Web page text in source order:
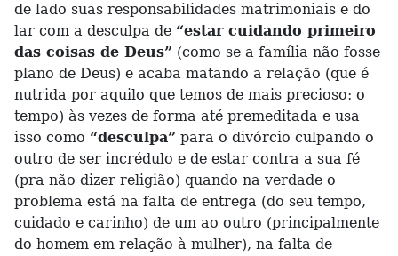
de lado suas responsabilidades matrimoniais e do
lar com a desculpa de “estar cuidando primeiro
das coisas de Deus” (como se a família não fosse
plano de Deus) e acaba matando a relação (que é
nutrida por aquilo que temos de mais precioso: o
tempo) às vezes de forma até premeditada e usa
isso como “desculpa” para o divórcio culpando o
outro de ser incrédulo e de estar contra a sua fé
(pra não dizer religião) quando na verdade o
problema está na falta de entrega (do seu tempo,
cuidado e carinho) de um ao outro (principalmente
do homem em relação à mulher), na falta de